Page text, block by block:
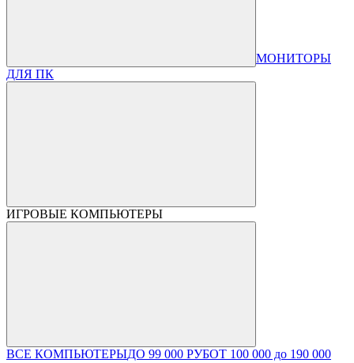
МОНИТОРЫ
ДЛЯ ПК
ИГРОВЫЕ КОМПЬЮТЕРЫ
ВСЕ КОМПЬЮТЕРЫДО 99 000 РУБОТ 100 000 до 190 000